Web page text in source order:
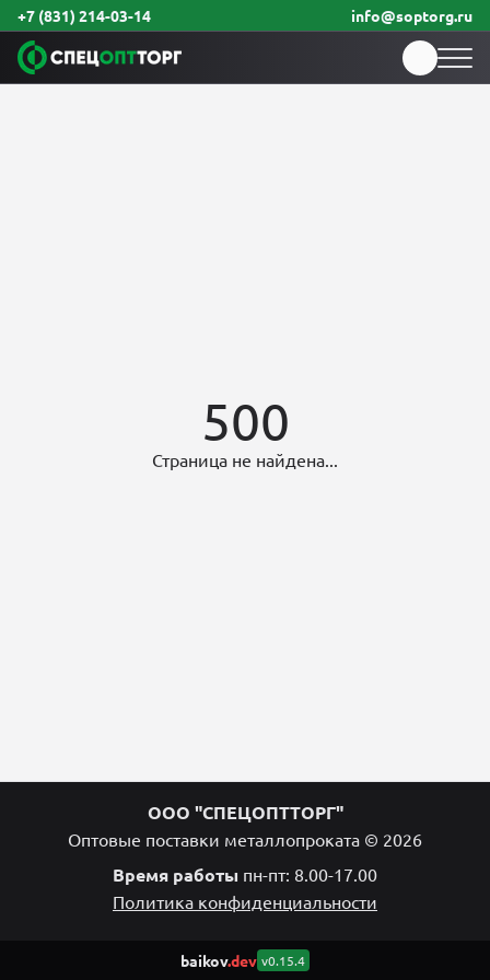
+7 (831) 214-03-14 info@soptorg.ru
500
Страница не найдена...
ООО "СПЕЦОПТТОРГ"
Оптовые поставки металлопроката © 2026
Время работы пн-пт: 8.00-17.00
Политика конфиденциальности
baikov.dev v0.15.4